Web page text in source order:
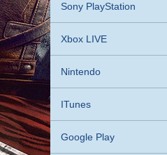
Sony PlayStation
Xbox LIVE
Nintendo
ITunes
Google Play